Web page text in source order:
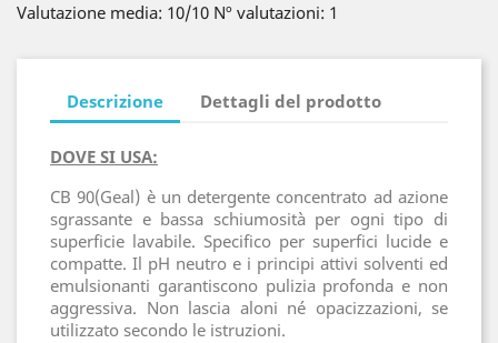
Valutazione media: 10/10 Nº valutazioni: 1
Descrizione Dettagli del prodotto
DOVE SI USA:
CB 90(Geal) è un detergente concentrato ad azione
sgrassante e bassa schiumosità per ogni tipo di
superficie lavabile. Specifico per superfici lucide e
compatte. Il pH neutro e i principi attivi solventi ed
emulsionanti garantiscono pulizia profonda e non
aggressiva. Non lascia aloni né opacizzazioni, se
utilizzato secondo le istruzioni.